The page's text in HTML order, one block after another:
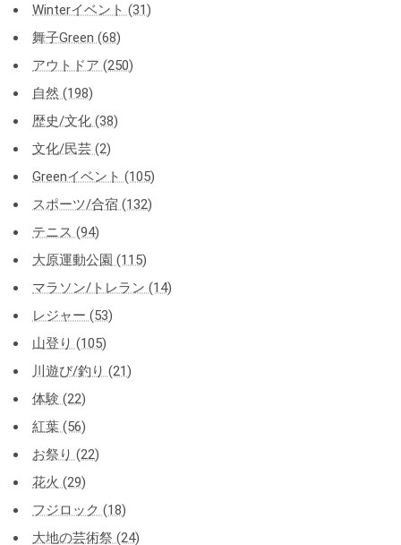
Winterイベント (31)
舞子Green (68)
アウトドア (250)
自然 (198)
歴史/文化 (38)
文化/民芸 (2)
Greenイベント (105)
スポーツ/合宿 (132)
テニス (94)
大原運動公園 (115)
マラソン/トレラン (14)
レジャー (53)
山登り (105)
川遊び/釣り (21)
体験 (22)
紅葉 (56)
お祭り (22)
花火 (29)
フジロック (18)
大地の芸術祭 (24)